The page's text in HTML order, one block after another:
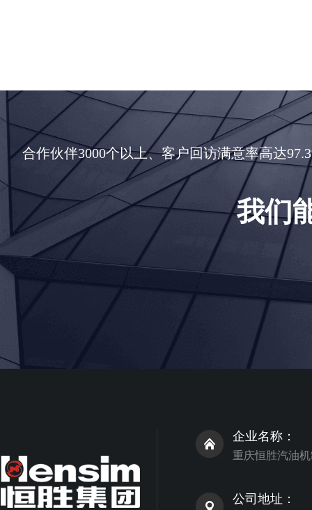
合作伙伴3000个以上、客户回访满意率高达
我们
企业名称：
重庆恒胜汽油
公司地址：